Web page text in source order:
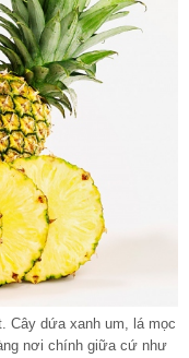
Cây dứa xanh um, lá mọc
nơi chính giữa cứ như